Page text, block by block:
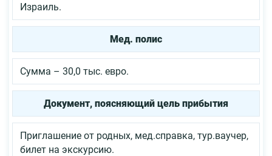
Израиль.
Мед. полис
Сумма – 30,0 тыс. евро.
Документ, поясняющий цель прибытия
Приглашение от родных, мед.справка, тур.ваучер,
билет на экскурсию.